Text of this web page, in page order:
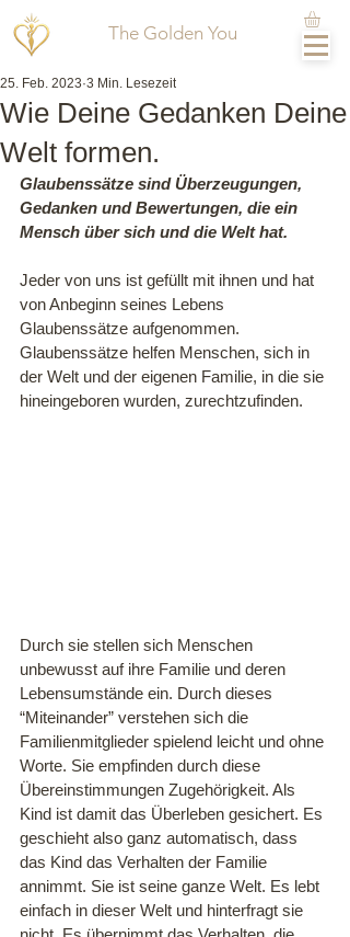
The Golden You
Wie Deine Gedanken Deine
Welt formen.
25. Feb. 2023 3 Min. Lesezeit
Glaubenssätze sind Überzeugungen,
Gedanken und Bewertungen, die ein
Mensch über sich und die Welt hat.
Jeder von uns ist gefüllt mit ihnen und hat
von Anbeginn seines Lebens
Glaubenssätze aufgenommen.
Glaubenssätze helfen Menschen, sich in
der Welt und der eigenen Familie, in die sie
hineingeboren wurden, zurechtzufinden.
Durch sie stellen sich Menschen
unbewusst auf ihre Familie und deren
Lebensumstände ein. Durch dieses
“Miteinander” verstehen sich die
Familienmitglieder spielend leicht und ohne
Worte. Sie empfinden durch diese
Übereinstimmungen Zugehörigkeit. Als
Kind ist damit das Überleben gesichert. Es
geschieht also ganz automatisch, dass
das Kind das Verhalten der Familie
annimmt. Sie ist seine ganze Welt. Es lebt
einfach in dieser Welt und hinterfragt sie